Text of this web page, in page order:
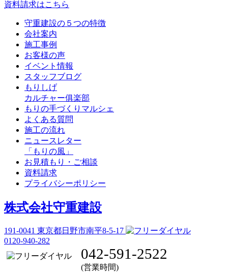
資料請求はこちら
守重建設の５つの特徴
会社案内
施工事例
お客様の声
イベント情報
スタッフブログ
もりしげ
カルチャー俱楽部
もりの手づくりマルシェ
よくある質問
施工の流れ
ニュースレター
「もりの風」
お見積もり・ご相談
資料請求
プライバシーポリシー
株式会社守重建設
191-0041 東京都日野市南平8-5-17
0120-940-282
042-591-2522
(営業時間)